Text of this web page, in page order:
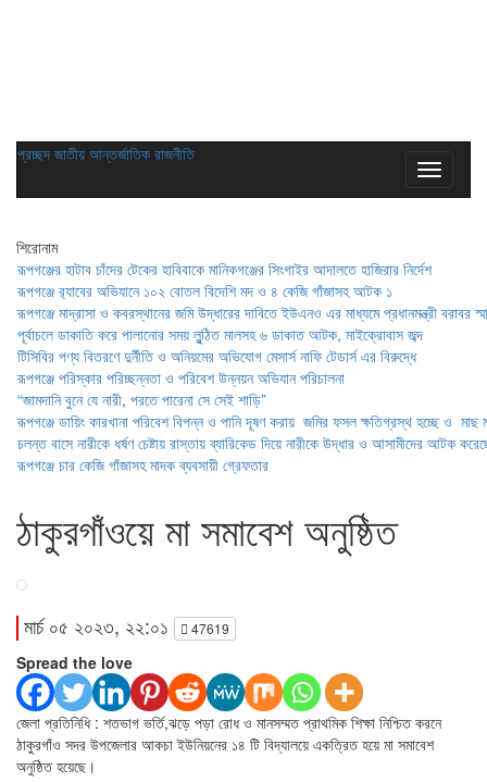
প্রচ্ছদ জাতীয় আন্তর্জাতিক রাজনীতি
শিরোনাম
রূপগঞ্জের হাটাব চাঁদের টেকের হাবিবাকে মানিকগঞ্জের সিংগাইর আদালতে হাজিরার নির্দেশ
রূপগঞ্জে র‍্যাবের অভিযানে ১০২ বোতল বিদেশি মদ ও ৪ কেজি গাঁজাসহ আটক ১
রূপগঞ্জে মাদ্রাসা ও কবরস্থানের জমি উদ্ধারের দাবিতে ইউএনও এর মাধ্যমে প্রধানমন্ত্রী বরাবর
পূর্বাচলে ডাকাতি করে পালানোর সময় লুন্ঠিত মালসহ ৬ ডাকাত আটক, মাইক্রোবাস জব্দ
টিসিবির পণ্য বিতরণে দুর্নীতি ও অনিয়মের অভিযোগ মেসার্স নাফি টেডার্স এর বিরুদ্ধে
রূপগঞ্জে পরিস্কার পরিচ্ছন্নতা ও পরিবেশ উন্নয়ন অভিযান পরিচালনা
“জামদানি বুনে যে নারী, পরতে পারেনা সে সেই শাড়ি”
রূপগঞ্জে ডায়িং কারখানা পরিবেশ বিপন্ন ও পানি দূষণ করায় জমির ফসল ক্ষতিগ্রস্থ হচ্ছে ও মাছ
চলন্ত বাসে নারীকে ধর্ষণ চেষ্টায় রাস্তায় ব্যারিকেড দিয়ে নারীকে উদ্ধার ও আসামীদের আটক
রূপগঞ্জে চার কেজি গাঁজাসহ মাদক ব্যবসায়ী গ্রেফতার
ঠাকুরগাঁওয়ে মা সমাবেশ অনুষ্ঠিত
মার্চ ০৫ ২০২৩, ২২:০১ 47619
Spread the love
জেলা প্রতিনিধি : শতভাগ ভর্তি,ঝড়ে পড়া রোধ ও মানসম্মত প্রাথমিক শিক্ষা নিশ্চিত করনে
ঠাকুরগাঁও সদর উপজেলার আকচা ইউনিয়নের ১৪ টি বিদ্যালয়ে একত্রিত হয়ে মা সমাবেশ
অনুষ্ঠিত হয়েছে।